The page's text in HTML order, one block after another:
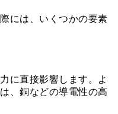
には、いくつかの要素
に直接影響します。よ
、銅などの導電性の高